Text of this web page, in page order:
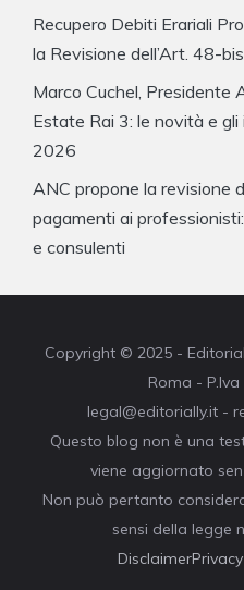
Recupero Debiti Erariali
la Revisione dell’Art. 48-
Marco Cuchel, Presidente
Estate Rai 3: le novità e
2026
ANC propone la revisione
pagamenti ai
e consulenti
Copyright © 2025 -
Roma -
legal@editorially.it -
Questo blog non è una
viene aggiornato
Non può pertanto
sensi della legge
Disclaimer